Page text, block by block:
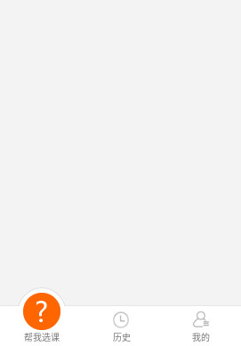
帮我选课 历史 我的